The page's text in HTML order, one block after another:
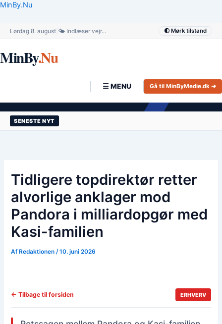
Gå
MinBy.Nu
Lørdag 8. august 🌤️ Indlæser vejr... 🌓 Mørk tilstand
MinBy.Nu
☰ MENU Gå til MinByMedie.dk ➔
SENESTE NYT
Tidligere topdirektør retter
alvorlige anklager mod
Pandora i milliardopgør med
Kasi-familien
AfRedaktionen /10. juni 2026
← Tilbage til forsiden ERHVERV